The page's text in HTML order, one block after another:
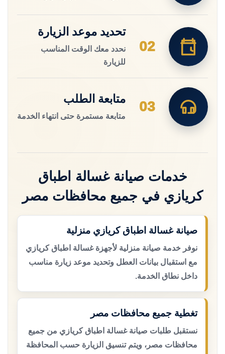
02
تحديد موعد الزيارة
نحدد معك الوقت المناسب
للزيارة
03
متابعة الطلب
متابعة مستمرة حتى انتهاء الخدمة
خدمات صيانة غسالة اطباق
كريازي في جميع محافظات مصر
صيانة غسالة اطباق كريازي منزلية
نوفر خدمة صيانة منزلية لأجهزة غسالة اطباق كريازي
مع استقبال بيانات العطل وتحديد موعد زيارة مناسب
داخل نطاق الخدمة.
تغطية جميع محافظات مصر
نستقبل طلبات صيانة غسالة اطباق كريازي من جميع
محافظات مصر، ويتم تنسيق الزيارة حسب المحافظة